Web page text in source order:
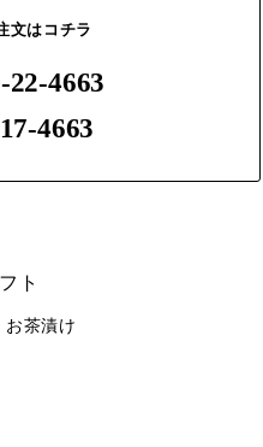
文はコチラ
22-4663
4663
ト
お茶漬け